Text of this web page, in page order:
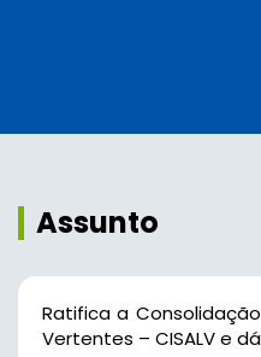
Assunto
Ratifica a
Vertentes – CISALV e